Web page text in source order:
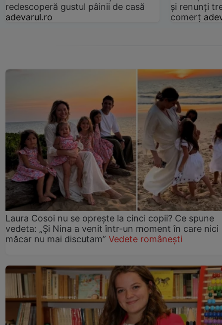
redescoperă gustul pâinii de casă
adevarul.ro
și renunți
comerț
Laura Cosoi nu se oprește la cinci copii? Ce spune
vedeta: „Și Nina a venit într-un moment în care nici
măcar nu mai discutam” Vedete românești